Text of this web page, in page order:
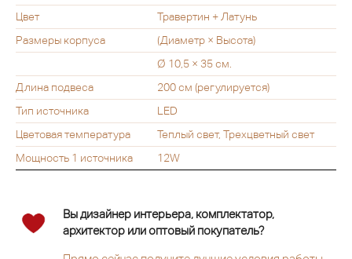
Цвет
Травертин + Латунь
Размеры корпуса
(Диаметр × Высота)
Ø 10,5 × 35 см.
Длина подвеса
200 см (регулируется)
Тип источника
LED
Цветовая температура
Теплый свет, Трехцветный свет
Мощность 1 источника
12W
Вы дизайнер интерьера, комплектатор,
архитектор или оптовый покупатель?